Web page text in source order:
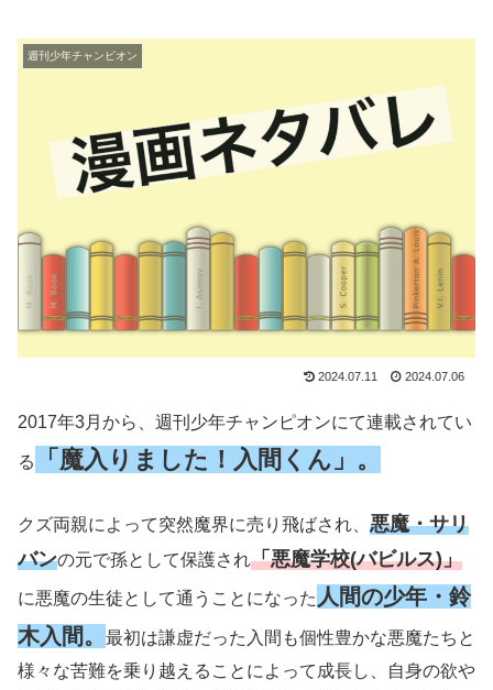
週刊少年チャンピオン
2024.07.11 2024.07.06
2017年3月から、週刊少年チャンピオンにて連載されてい
る 「魔入りました！入間くん」。
クズ両親によって突然魔界に売り飛ばされ、 悪魔・サリ
バンの元で孫として保護され「悪魔学校(バビルス)」
に悪魔の生徒として通うことになった 人間の少年・鈴
木入間。
最初は謙虚だった入間も個性豊かな悪魔たちと
様々な苦難を乗り越えることによって成長し、自身の欲や